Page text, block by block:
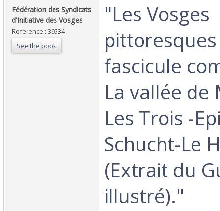
‎Fédération des Syndicats
d'Initiative des Vosges‎
Reference : 39534
See the book
‎"Les Vosges
fascicule
La vallée de
Les Trois -
Schucht-Le
(Extrait du
illustré)."‎